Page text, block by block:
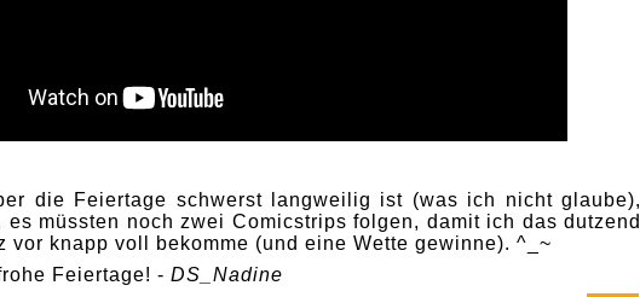
die Feiertage schwerst langweilig ist (was ich nicht glaube),
müssten noch zwei Comicstrips folgen, damit ich das dutzend
vor knapp voll bekomme (und eine Wette gewinne). ^_~
Feiertage! - DS_Nadine